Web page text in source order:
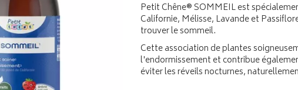
Petit Chêne® SOMMEIL est
Californie, Mélisse, Lavande et
trouver le sommeil.
Cette association de plantes
l'endormissement et contribue
éviter les réveils nocturnes,